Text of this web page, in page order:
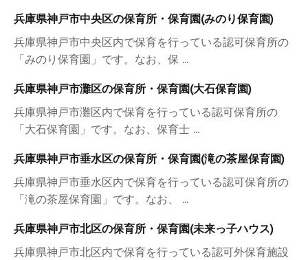
兵庫県神戸市中央区の保育所・保育園(みのり保育園)
兵庫県神戸市中央区内で保育を行っている認可保育所の
「みのり保育園」です。なお、保 ...
兵庫県神戸市灘区の保育所・保育園(大石保育園)
兵庫県神戸市灘区内で保育を行っている認可保育所の
「大石保育園」です。なお、保育士 ...
兵庫県神戸市垂水区の保育所・保育園(滝の茶屋保育園)
兵庫県神戸市垂水区内で保育を行っている認可保育所の
「滝の茶屋保育園」です。なお、 ...
兵庫県神戸市北区の保育所・保育園(未来っ子ハウス)
兵庫県神戸市北区内で保育を行っている認可外保育施設